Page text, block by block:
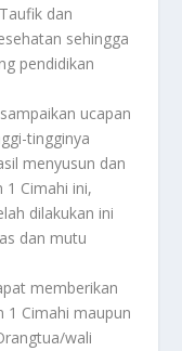
dan
sehingga
pendidikan
ucapan
tingginya
menyusun dan
1 Cimahi ini,
dilakukan ini
dan mutu
memberikan
1 Cimahi maupun
wali